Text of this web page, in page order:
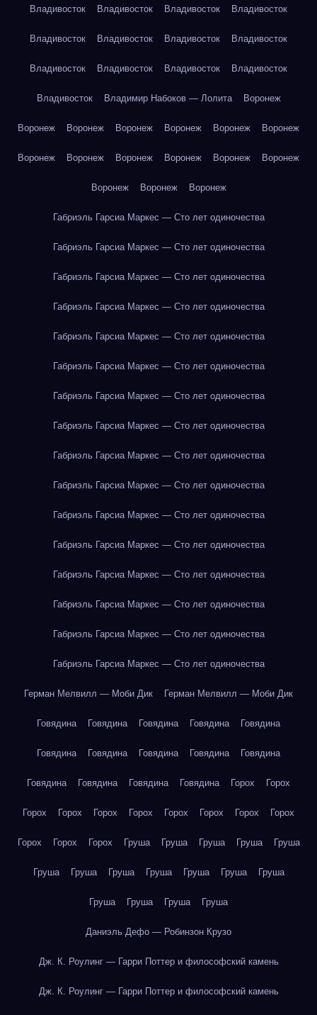
Владивосток Владивосток Владивосток Владивосток
Владивосток Владивосток Владивосток Владивосток
Владивосток Владивосток Владивосток Владивосток
Владивосток Владимир Набоков — Лолита Воронеж
Воронеж Воронеж Воронеж Воронеж Воронеж Воронеж
Воронеж Воронеж Воронеж Воронеж Воронеж Воронеж
Воронеж Воронеж Воронеж
Габриэль Гарсиа Маркес — Сто лет одиночества
Габриэль Гарсиа Маркес — Сто лет одиночества
Габриэль Гарсиа Маркес — Сто лет одиночества
Габриэль Гарсиа Маркес — Сто лет одиночества
Габриэль Гарсиа Маркес — Сто лет одиночества
Габриэль Гарсиа Маркес — Сто лет одиночества
Габриэль Гарсиа Маркес — Сто лет одиночества
Габриэль Гарсиа Маркес — Сто лет одиночества
Габриэль Гарсиа Маркес — Сто лет одиночества
Габриэль Гарсиа Маркес — Сто лет одиночества
Габриэль Гарсиа Маркес — Сто лет одиночества
Габриэль Гарсиа Маркес — Сто лет одиночества
Габриэль Гарсиа Маркес — Сто лет одиночества
Габриэль Гарсиа Маркес — Сто лет одиночества
Габриэль Гарсиа Маркес — Сто лет одиночества
Габриэль Гарсиа Маркес — Сто лет одиночества
Герман Мелвилл — Моби Дик Герман Мелвилл — Моби Дик
Говядина Говядина Говядина Говядина Говядина
Говядина Говядина Говядина Говядина Говядина
Говядина Говядина Говядина Говядина Горох Горох
Горох Горох Горох Горох Горох Горох Горох Горох
Горох Горох Горох Груша Груша Груша Груша Груша
Груша Груша Груша Груша Груша Груша Груша
Груша Груша Груша Груша
Даниэль Дефо — Робинзон Крузо
Дж. К. Роулинг — Гарри Поттер и философский камень
Дж. К. Роулинг — Гарри Поттер и философский камень